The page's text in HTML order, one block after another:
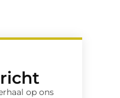
op ons